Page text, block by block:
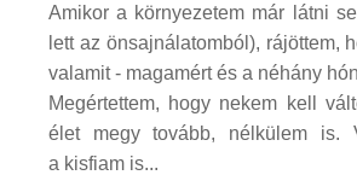
Amikor a környezetem már látni
lett az önsajnálatomból), rájöttem,
valamit - magamért és a néhány
Megértettem, hogy nekem kell
élet megy tovább, nélkülem is.
a kisfiam is...